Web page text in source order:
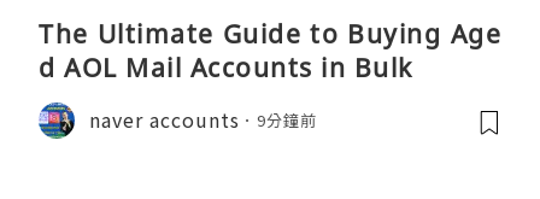
The Ultimate Guide to Buying Age
d AOL Mail Accounts in Bulk
naver accounts 9分鐘前